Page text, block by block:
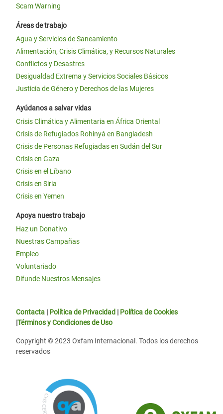
Scam Warning
Áreas de trabajo
Agua y Servicios de Saneamiento
Alimentación, Crisis Climática, y Recursos Naturales
Conflictos y Desastres
Desigualdad Extrema y Servicios Sociales Básicos
Justicia de Género y Derechos de las Mujeres
Ayúdanos a salvar vidas
Crisis Climática y Alimentaria en África Oriental
Crisis de Refugiados Rohinyá en Bangladesh
Crisis de Personas Refugiadas en Sudán del Sur
Crisis en Gaza
Crisis en el Líbano
Crisis en Siria
Crisis en Yemen
Apoya nuestro trabajo
Haz un Donativo
Nuestras Campañas
Empleo
Voluntariado
Difunde Nuestros Mensajes
Contacta | Política de Privacidad | Política de Cookies
|Términos y Condiciones de Uso
Copyright © 2023 Oxfam Internacional. Todos los derechos
reservados